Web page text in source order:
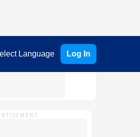
Language Log In